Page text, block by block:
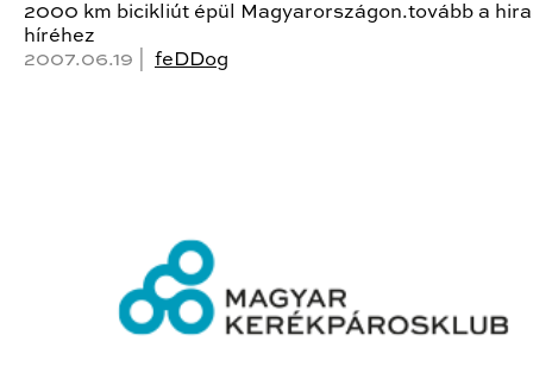
2000 km bicikliút épül Magyarországon.tovább a
híréhez
2007.06.19 | feDDog